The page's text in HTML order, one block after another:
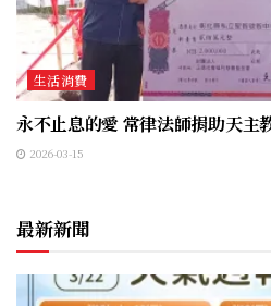
生活消費
永不止息的愛 常律法師捐助天主
2026-03-15
最新新聞